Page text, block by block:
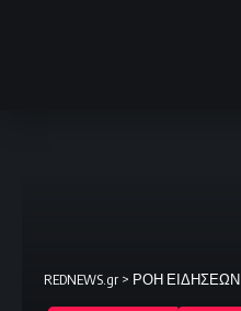
REDNEWS.gr > ΡΟΗ ΕΙΔΗΣΕΩΝ